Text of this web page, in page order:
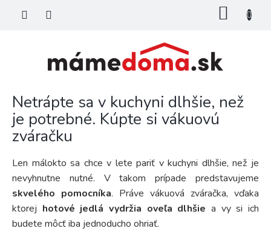
Netrápte sa v kuchyni dlhšie, než
je potrebné. Kúpte si vákuovú
zváračku
Len málokto sa chce v lete pariť v kuchyni dlhšie, než je
nevyhnutne nutné. V takom prípade predstavujeme
skvelého pomocníka. Práve vákuová zváračka, vďaka
ktorej hotové jedlá vydržia oveľa dlhšie a vy si ich
budete môcť iba jednoducho ohriať.